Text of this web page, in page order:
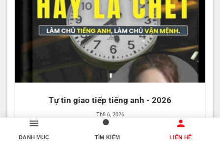
Tự tin giao tiếp tiếng anh - 2026
Th8 6, 2026
DANH MỤC TÌM KIẾM LIÊN HỆ